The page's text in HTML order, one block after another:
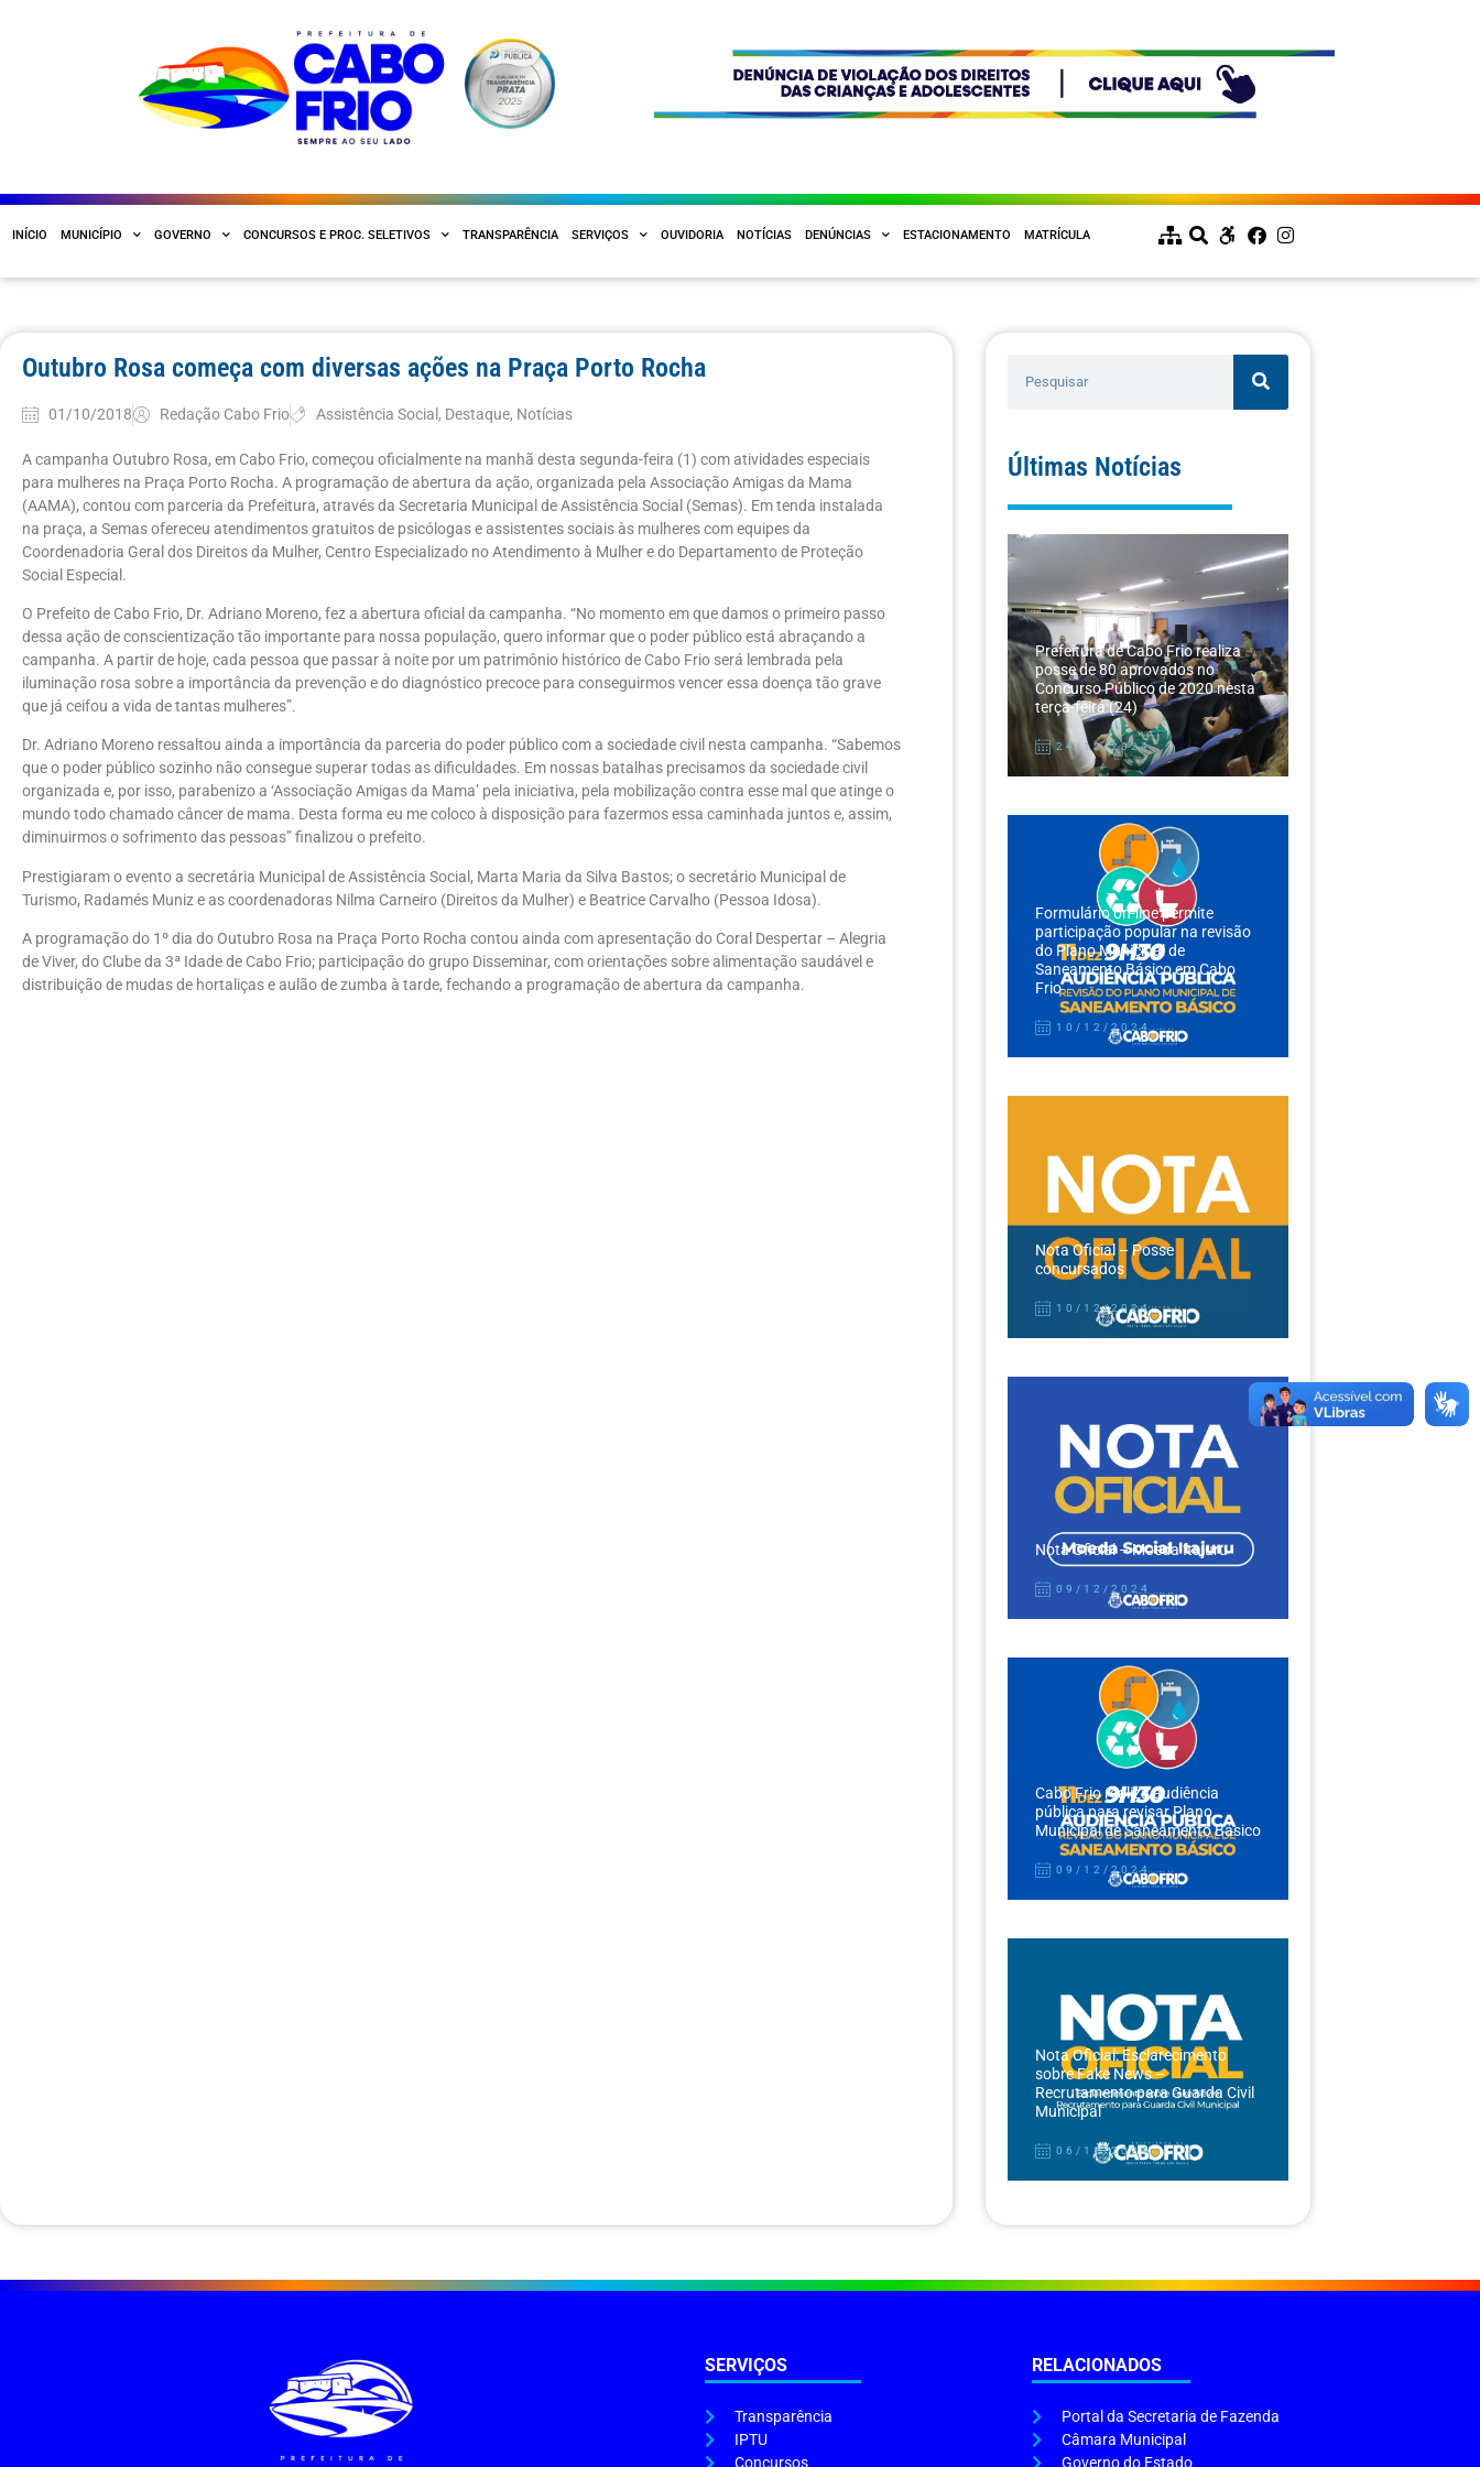
INÍCIO MUNICÍPIO GOVERNO CONCURSOS E PROC. SELETIVOS TRANSPARÊNCIA SERVIÇOS OUVIDORIA NOTÍCIAS DENÚNCIAS ESTACIONAMENTO MATRÍCULA
Outubro Rosa começa com diversas ações na Praça Porto Rocha
01/10/2018 Redação Cabo Frio Assistência Social , Destaque, Notícias
A campanha Outubro Rosa, em Cabo Frio, começou oficialmente na manhã desta segunda-feira (1) com atividades especiais
para mulheres na Praça Porto Rocha. A programação de abertura da ação, organizada pela Associação Amigas da Mama
(AAMA), contou com parceria da Prefeitura, através da Secretaria Municipal de Assistência Social (Semas). Em tenda instalada
na praça, a Semas ofereceu atendimentos gratuitos de psicólogas e assistentes sociais às mulheres com equipes da
Coordenadoria Geral dos Direitos da Mulher, Centro Especializado no Atendimento à Mulher e do Departamento de Proteção
Social Especial.
O Prefeito de Cabo Frio, Dr. Adriano Moreno, fez a abertura oficial da campanha. “No momento em que damos o primeiro passo
dessa ação de conscientização tão importante para nossa população, quero informar que o poder público está abraçando a
campanha. A partir de hoje, cada pessoa que passar à noite por um patrimônio histórico de Cabo Frio será lembrada pela
iluminação rosa sobre a importância da prevenção e do diagnóstico precoce para conseguirmos vencer essa doença tão grave
que já ceifou a vida de tantas mulheres”.
Dr. Adriano Moreno ressaltou ainda a importância da parceria do poder público com a sociedade civil nesta campanha. “Sabemos
que o poder público sozinho não consegue superar todas as dificuldades. Em nossas batalhas precisamos da sociedade civil
organizada e, por isso, parabenizo a ‘Associação Amigas da Mama’ pela iniciativa, pela mobilização contra esse mal que atinge o
mundo todo chamado câncer de mama. Desta forma eu me coloco à disposição para fazermos essa caminhada juntos e, assim,
diminuirmos o sofrimento das pessoas” finalizou o prefeito.
Prestigiaram o evento a secretária Municipal de Assistência Social, Marta Maria da Silva Bastos; o secretário Municipal de
Turismo, Radamés Muniz e as coordenadoras Nilma Carneiro (Direitos da Mulher) e Beatrice Carvalho (Pessoa Idosa).
A programação do 1º dia do Outubro Rosa na Praça Porto Rocha contou ainda com apresentação do Coral Despertar – Alegria
de Viver, do Clube da 3ª Idade de Cabo Frio; participação do grupo Disseminar, com orientações sobre alimentação saudável e
distribuição de mudas de hortaliças e aulão de zumba à tarde, fechando a programação de abertura da campanha.
Últimas Notícias
Prefeitura de Cabo Frio realiza
posse de 80 aprovados no
Concurso Público de 2020 nesta
terça-feira (24)
24/12/2024
Formulário on-line permite
participação popular na revisão
do Plano Municipal de
Saneamento Básico em Cabo
Frio
10/12/2024
Nota Oficial – Posse
concursados
10/12/2024
Nota Oficial – Moeda Itajuru
09/12/2024
Cabo Frio realiza audiência
pública para revisar Plano
Municipal de Saneamento Básico
09/12/2024
Nota Oficial: Esclarecimento
sobre Fake News –
Recrutamento para Guarda Civil
Municipal
06/12/2024
SERVIÇOS
Transparência
IPTU
Concursos
RELACIONADOS
Portal da Secretaria de Fazenda
Câmara Municipal
Governo do Estado